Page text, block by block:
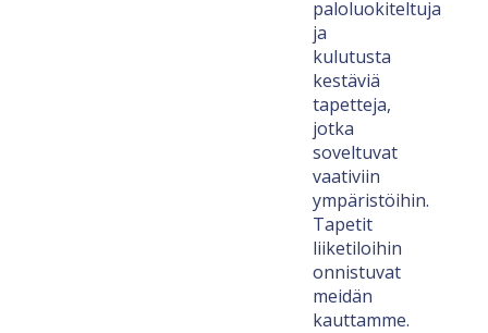
paloluokiteltuja
ja
kulutusta
kestäviä
tapetteja,
jotka
soveltuvat
vaativiin
ympäristöihin.
Tapetit
liiketiloihin
onnistuvat
meidän
kauttamme.